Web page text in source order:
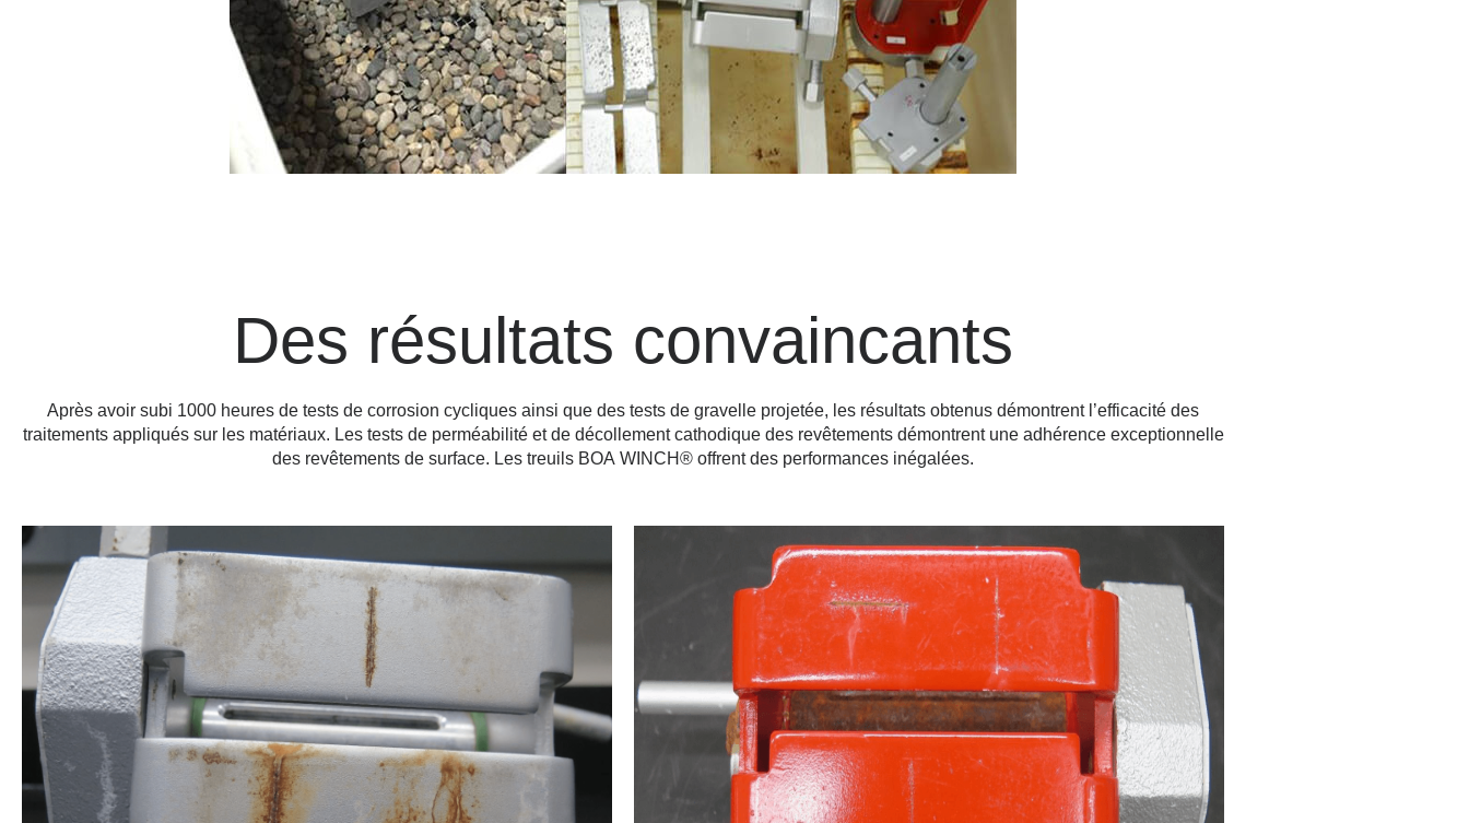
Des résultats convaincants
Après avoir subi 1000 heures de tests de corrosion cycliques ainsi que des tests de gravelle projetée, les résultats obtenus démontrent l’efficacité des
traitements appliqués sur les matériaux. Les tests de perméabilité et de décollement cathodique des revêtements démontrent une adhérence exceptionnelle
des revêtements de surface. Les treuils BOA WINCH® offrent des performances inégalées.